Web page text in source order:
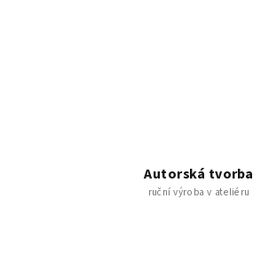
Autorská tvorba
ruční výroba v ateliéru